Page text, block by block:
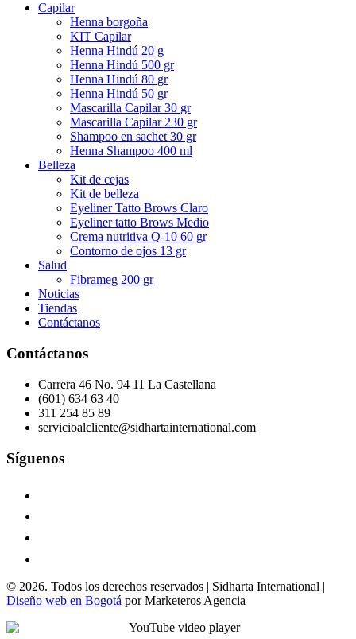
Capilar
Henna borgoña
KIT Capilar
Henna Hindú 20 g
Henna Hindú 500 gr
Henna Hindú 80 gr
Henna Hindú 50 gr
Mascarilla Capilar 30 gr
Mascarilla Capilar 230 gr
Shampoo en sachet 30 gr
Henna Shampoo 400 ml
Belleza
Kit de cejas
Kit de belleza
Eyeliner Tatto Brows Claro
Eyeliner tatto Brows Medio
Crema nutritiva Q-10 60 gr
Contorno de ojos 13 gr
Salud
Fibrameg 200 gr
Noticias
Tiendas
Contáctanos
Contáctanos
Carrera 46 No. 94 11 La Castellana
(601) 634 63 40
311 254 85 89
servicioalcliente@sidhartainternational.com
Síguenos
© 2026. Todos los derechos reservados | Sidharta International |
Diseño web en Bogotá por Marketeros Agencia